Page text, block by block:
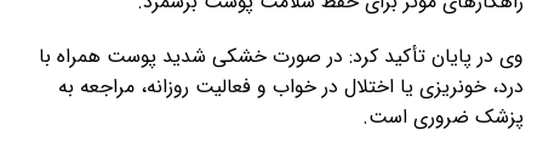
وی در پایان تأکید کرد: در صورت خشکی شدید پوست همراه با
درد، خونریزی یا اختلال در خواب و فعالیت روزانه، مراجعه به
پزشک ضروری است.